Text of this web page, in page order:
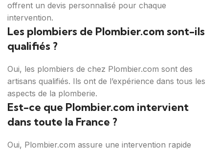
offrent un devis personnalisé pour chaque
intervention.
Les plombiers de Plombier.com sont-ils
qualifiés ?
Oui, les plombiers de chez Plombier.com sont des
artisans qualifiés. Ils ont de l’expérience dans tous les
aspects de la plomberie.
Est-ce que Plombier.com intervient
dans toute la France ?
Oui, Plombier.com assure une intervention rapide